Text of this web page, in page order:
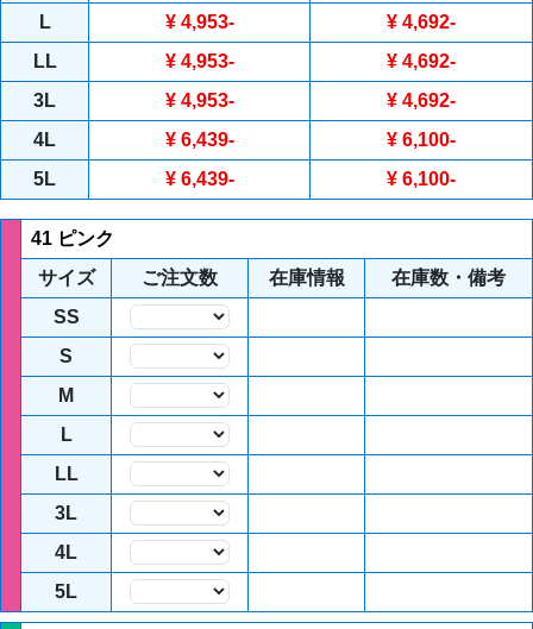
L
¥ 4,953- ¥ 4,692-
LL
¥ 4,953- ¥ 4,692-
3L
¥ 4,953- ¥ 4,692-
4L
¥ 6,439- ¥ 6,100-
5L
¥ 6,439- ¥ 6,100-
41 ピンク
サイズ
ご注文数 在庫情報
在庫数・備考
SS
S
M
L
LL
3L
4L
5L